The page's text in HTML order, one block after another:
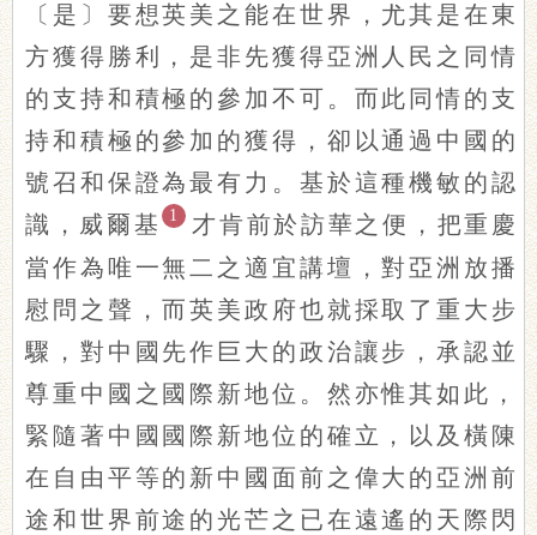
〔是〕要想英美之能在世界，尤其是在東
方獲得勝利，是非先獲得亞洲人民之同情
的支持和積極的參加不可。而此同情的支
持和積極的參加的獲得，卻以通過中國的
號召和保證為最有力。基於這種機敏的認
識，威爾基
1
才肯前於訪華之便，把重慶
當作為唯一無二之適宜講壇，對亞洲放播
慰問之聲，而英美政府也就採取了重大步
驟，對中國先作巨大的政治讓步，承認並
尊重中國之國際新地位。然亦惟其如此，
緊隨著中國國際新地位的確立，以及橫陳
在自由平等的新中國面前之偉大的亞洲前
途和世界前途的光芒之已在遠遙的天際閃